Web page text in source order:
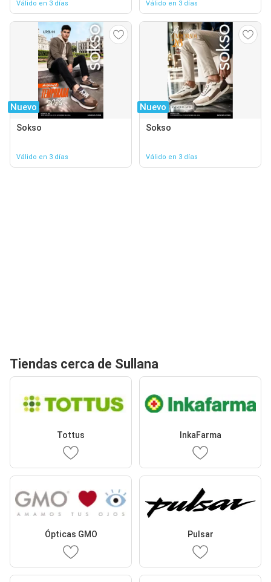
Válido en 3 días Válido en 3 días
Nuevo
Sokso
Válido en 3 días
Nuevo
Sokso
Válido en 3 días
Tiendas cerca de Sullana
Tottus InkaFarma
Ópticas GMO Pulsar